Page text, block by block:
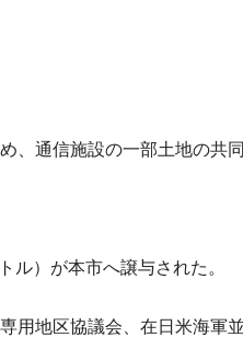
、通信施設の一部土地の共
ル）が本市へ譲与された。
用地区協議会、在日米海軍